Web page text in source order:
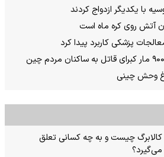
با یکدیگر ازدواج کردند
آتش روی کره ماه است
پزشکی کاربرد پیدا کرد
وحش چینی
کالابرگ چیست و به چه کسانی تعلق
می‌گیرد؟